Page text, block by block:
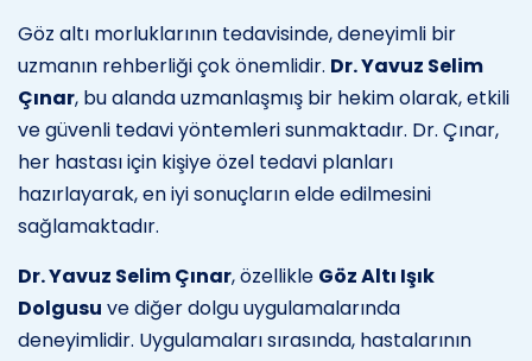
Göz altı morluklarının tedavisinde, deneyimli bir
uzmanın rehberliği çok önemlidir. Dr. Yavuz Selim
Çınar, bu alanda uzmanlaşmış bir hekim olarak, etkili
ve güvenli tedavi yöntemleri sunmaktadır. Dr. Çınar,
her hastası için kişiye özel tedavi planları
hazırlayarak, en iyi sonuçların elde edilmesini
sağlamaktadır.
Dr. Yavuz Selim Çınar, özellikle Göz Altı Işık
Dolgusu ve diğer dolgu uygulamalarında
deneyimlidir. Uygulamaları sırasında, hastalarının